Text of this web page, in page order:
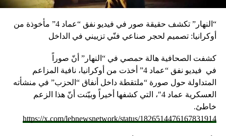
“النهار” تكشف حقيقة صور في فيديو نفق “عماد 4” مأخوذة من
أوكرانيا: تصميم لحجر صناعي فنّي تزييني في الداخل
كشفت الصحافية هالة حمصي في “النهار” أنّ صوراً
في فيديو
نفق “عماد 4” أخذت من أوكرانيا، نافية المزاعم
المتداولة حول صورة “ملتقطة داخل أنفاق “الحزب” في منشأته
العسكرية عماد 4″، التي كشفها أخيراً وبيّنت أنّ هذا الزعم
خاطئ.
https://x.com/lebnewsnetwork/status/1826514476167831914